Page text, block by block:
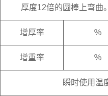
厚度12倍的圆棒上弯曲
增厚率 ％
增重率 ％
瞬时使用